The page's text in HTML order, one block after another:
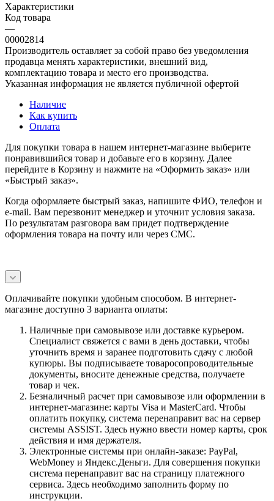
Характеристики
Код товара
—
00002814
Производитель оставляет за собой право без уведомления
продавца менять характеристики, внешний вид,
комплектацию товара и место его производства.
Указанная информация не является публичной офертой
Наличие
Как купить
Оплата
Для покупки товара в нашем интернет-магазине выберите
понравившийся товар и добавьте его в корзину. Далее
перейдите в Корзину и нажмите на «Оформить заказ» или
«Быстрый заказ».
Когда оформляете быстрый заказ, напишите ФИО, телефон и
e-mail. Вам перезвонит менеджер и уточнит условия заказа.
По результатам разговора вам придет подтверждение
оформления товара на почту или через СМС.
Оплачивайте покупки удобным способом. В интернет-
магазине доступно 3 варианта оплаты:
Наличные при самовывозе или доставке курьером.
Специалист свяжется с вами в день доставки, чтобы
уточнить время и заранее подготовить сдачу с любой
купюры. Вы подписываете товаросопроводительные
документы, вносите денежные средства, получаете
товар и чек.
Безналичный расчет при самовывозе или оформлении в
интернет-магазине: карты Visa и MasterCard. Чтобы
оплатить покупку, система перенаправит вас на сервер
системы ASSIST. Здесь нужно ввести номер карты, срок
действия и имя держателя.
Электронные системы при онлайн-заказе: PayPal,
WebMoney и Яндекс.Деньги. Для совершения покупки
система перенаправит вас на страницу платежного
сервиса. Здесь необходимо заполнить форму по
инструкции.